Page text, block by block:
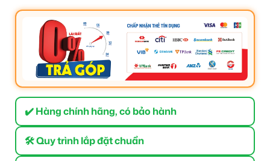
✔️ Hàng chính hãng, có bảo hành
🛠 Quy trình lắp đặt chuẩn